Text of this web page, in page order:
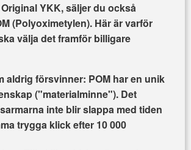
Original YKK, säljer du också
(Polyoximetylen). Här är varför
välja det framför billigare
aldrig försvinner: POM har en unik
("materialminne"). Det
inte blir slappa med tiden
trygga klick efter 10 000